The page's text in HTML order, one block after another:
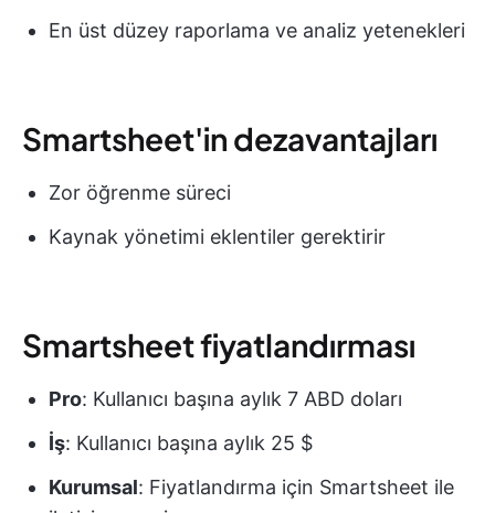
En üst düzey raporlama ve analiz yetenekleri
Smartsheet'in dezavantajları
Zor öğrenme süreci
Kaynak yönetimi eklentiler gerektirir
Smartsheet fiyatlandırması
Pro: Kullanıcı başına aylık 7 ABD doları
İş: Kullanıcı başına aylık 25 $
Kurumsal: Fiyatlandırma için Smartsheet ile